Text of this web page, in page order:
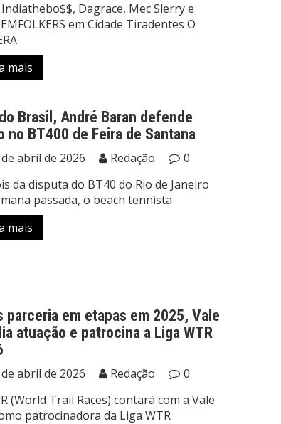
Dagrace, Mec Slerry e
em Cidade Tiradentes O
mais
Brasil, André Baran defende
no BT400 de Feira de Santana
de abril de 2026 Redação
0
da disputa do BT40 do Rio de Janeiro
passada, o beach tennista
mais
parceria em etapas em 2025, Vale
atuação e patrocina a Liga WTR
de abril de 2026 Redação
0
(World Trail Races) contará com a Vale
patrocinadora da Liga WTR